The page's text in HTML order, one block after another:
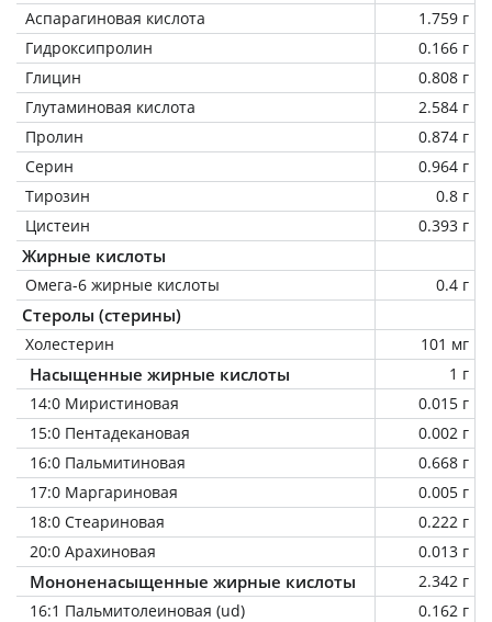
Аспарагиновая кислота
1.759 г
Гидроксипролин
0.166 г
Глицин
0.808 г
Глутаминовая кислота
2.584 г
Пролин
0.874 г
Серин
0.964 г
Тирозин
0.8 г
Цистеин
0.393 г
Жирные кислоты
Омега-6 жирные кислоты 0.4 г
Стеролы (стерины)
Холестерин 101 мг
Насыщенные жирные кислоты
1 г
14:0 Миристиновая
0.015 г
15:0 Пентадекановая
0.002 г
16:0 Пальмитиновая
0.668 г
17:0 Маргариновая
0.005 г
18:0 Стеариновая
0.222 г
20:0 Арахиновая
0.013 г
Мононенасыщенные жирные кислоты
2.342 г
16:1 Пальмитолеиновая (ud)
0.162 г